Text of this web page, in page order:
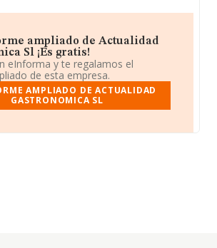
ampliado de Actualidad
Sl ¡Es gratis!
eInforma y te regalamos el
de esta empresa.
AMPLIADO DE ACTUALIDAD
GASTRONOMICA SL